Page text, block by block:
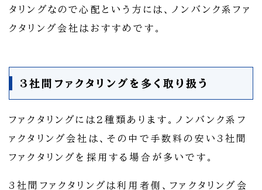
タリングなので心配という方には、ノンバンク系ファ
クタリング会社はおすすめです。
3社間ファクタリングを多く取り扱う
ファクタリングには2種類あります。ノンバンク系フ
ァクタリング会社は、その中で手数料の安い3社間
ファクタリングを採用する場合が多いです。
3社間ファクタリングは利用者側、ファクタリング会